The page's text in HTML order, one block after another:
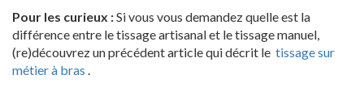
Pour les curieux :Si vous vous demandez quelle est la
différence entre le tissage artisanal et le tissage manuel,
(re)découvrez un précédent article qui décrit le tissage sur
métier à bras .